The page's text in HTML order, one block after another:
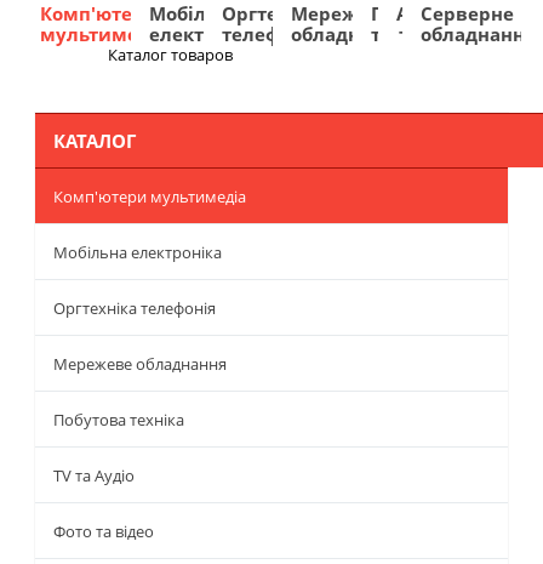
Комп'ютери
мультимедіа
Мобільна
електроніка
Оргтехніка
телефонія
Мережеве
обладнання
Побутова
техніка
TV
та
Фото
та
Авто
та
Серверне
обладнання
Каталог товаров
КАТАЛОГ
Комп'ютери мультимедіа
Мобільна електроніка
Оргтехніка телефонія
Мережеве обладнання
Побутова техніка
TV та Аудіо
Фото та відео